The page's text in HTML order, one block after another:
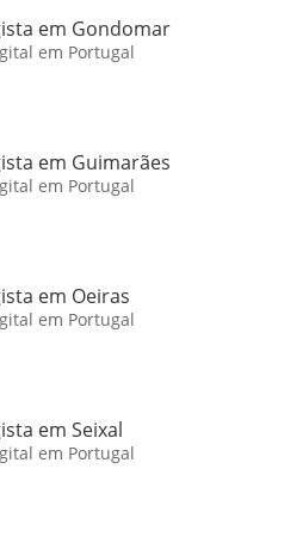
em Gondomar
em Portugal
em Guimarães
em Portugal
em Oeiras
em Portugal
em Seixal
em Portugal